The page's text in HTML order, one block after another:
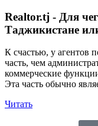
Realtor.tj - Для
Таджикистане
К счастью, у агентов
часть, чем
коммерческие
Эта часть обычно
Читать